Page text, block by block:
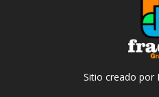
Sitio creado por